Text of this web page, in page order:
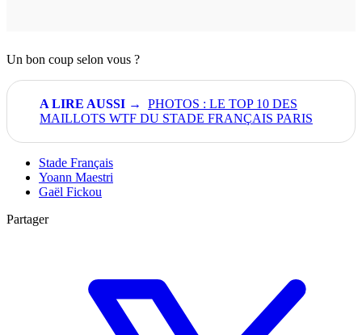
Un bon coup selon vous ?
PHOTOS : LE TOP 10 DES
MAILLOTS WTF DU STADE FRANÇAIS PARIS
Stade Français
Yoann Maestri
Gaël Fickou
Partager